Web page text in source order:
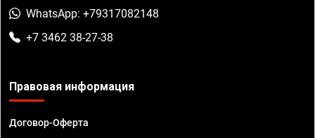
WhatsApp: +79317082148
+7 3462 38-27-38
Правовая информация
Договор-Оферта